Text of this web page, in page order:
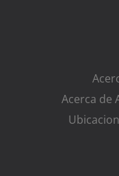
Acerca de